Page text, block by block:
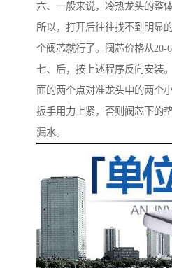
六、一般来说，冷热龙头的整
所以，打开后往往找不到明显
个阀芯就行了。阀芯价格从20-
七、后，按上述程序反向安装
面的两个点对准龙头中的两个
扳手用力上紧，否则阀芯下的
漏水。